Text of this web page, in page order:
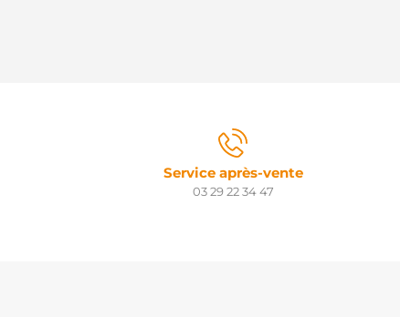
Service après-vente
03 29 22 34 47